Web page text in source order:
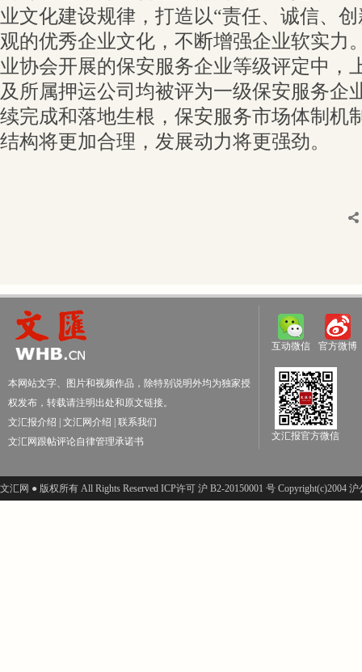
业文化建设规律，打造以“责任、诚信、
观的优秀企业文化，不断增强企业软实力
业协会开展的保安服务企业等级评定中，
及所属押运公司均被评为一级保安服务企
续完成和落地生根，保安服务市场体制机
结构将更加合理，发展动力将更强劲。
本网站文字、图片和视频作品，除特别说明外均为独家授
权发布，转载请注明出处和原文链接。
文汇报介绍
文汇网介绍
联系我们
文汇网跟帖评论自律管理承诺书
互动微信 官方微博
文汇报官方微信
文汇网 ● 版权所有 All Rights Reserved ICP许可 沪 B2-20150001 号 Copyright(c)2004